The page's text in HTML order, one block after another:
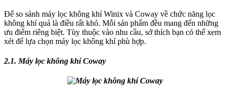
Để so sánh máy lọc không khí Winix và Coway về chức năng lọc
không khí quả là điều rất khó. Mỗi sản phẩm đều mang đến những
ưu điểm riêng biệt. Tùy thuộc vào nhu cầu, sở thích bạn có thể xem
xét để lựa chọn máy lọc không khí phù hợp.
2.1. Máy lọc không khí Coway